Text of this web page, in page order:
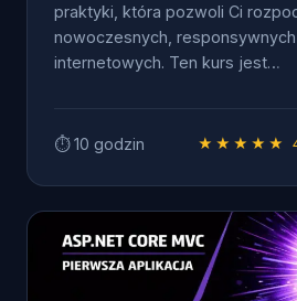
praktyki, która pozwoli Ci
nowoczesnych,
internetowych. Ten kurs jest…
⏱ 10 godzin ★★★★★
OD ZERA DO .NET DEVELOPERA